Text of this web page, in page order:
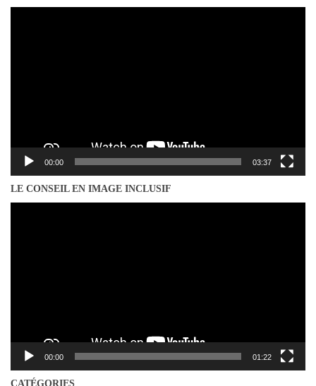
00:00 03:37
LE CONSEIL EN IMAGE INCLUSIF
00:00 01:22
CATÉGORIES